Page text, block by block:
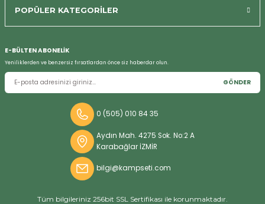
POPÜLER KATEGORİLER
E-BÜLTEN ABONELİK
Yeniliklerden ve benzersiz fırsatlardan önce siz haberdar olun.
GÖNDER
0 (505) 010 84 35
Aydın Mah. 4275 Sok. No:2 A
Karabağlar İZMİR
bilgi@kampseti.com
Tüm bilgileriniz 256bit SSL Sertifikası ile korunmaktadır.
Bizi Arayın